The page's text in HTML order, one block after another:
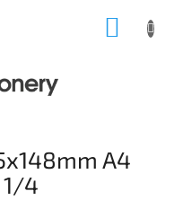
A4
1/4